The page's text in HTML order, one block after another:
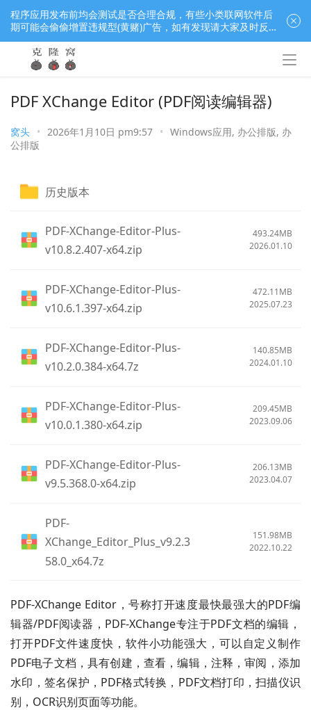
PDF XChange Editor (PDF阅读编辑器)
窝头 • 2026年1月10日 pm9:57 • Windows应用, 办公排版, 办
公排版
历史版本
PDF-XChange-Editor-Plus-
v10.8.2.407-x64.zip
493.24MB
2026.01.10
PDF-XChange-Editor-Plus-
v10.6.1.397-x64.zip
472.11MB
2025.07.23
PDF-XChange-Editor-Plus-
v10.2.0.384-x64.7z
140.85MB
2024.01.10
PDF-XChange-Editor-Plus-
v10.0.1.380-x64.zip
209.45MB
2023.09.06
PDF-XChange-Editor-Plus-
v9.5.368.0-x64.zip
206.13MB
2023.04.07
PDF-
XChange_Editor_Plus_v9.2.3
58.0_x64.7z
151.98MB
2022.10.22
PDF-XChange Editor，号称打开速度最快最强大的PDF编
辑器/PDF阅读器，PDF-XChange专注于PDF文档的编辑，
打开PDF文件速度快，软件小功能强大，可以自定义制作
PDF电子文档，具有创建，查看，编辑，注释，审阅，添加
水印，签名保护，PDF格式转换，PDF文档打印，扫描仪识
别，OCR识别页面等功能。
程序应用发布前均会测试是否合理合规，有些小类联网软件后
期可能会偷偷增置违规型(黄赌)广告，如有发现请大家及时反
馈窝长进行处理，共同监督维护良好的程序应用下载社区！